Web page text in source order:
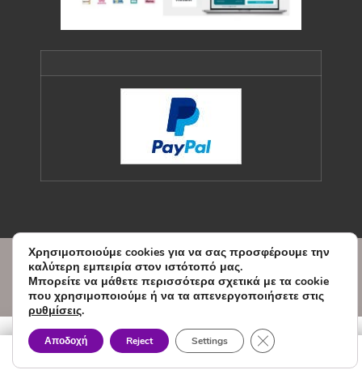
© Copyright Sxedio Modas 2026.
Designed and Developed by
WEBVY.EU
Χρησιμοποιούμε cookies για να σας προσφέρουμε την
καλύτερη εμπειρία στον ιστότοπό μας.
Μπορείτε να μάθετε περισσότερα σχετικά με τα cookie
που χρησιμοποιούμε ή να τα απενεργοποιήσετε στις
ρυθμίσεις.
Αποδοχή Reject Settings Κλείσιμο του